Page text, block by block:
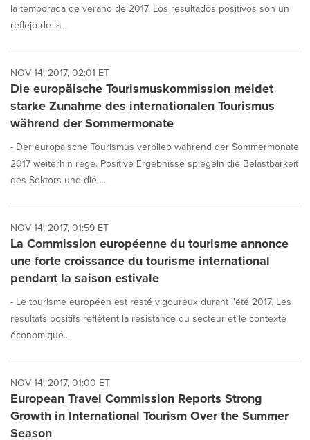
la temporada de verano de 2017. Los resultados positivos son un
reflejo de la...
NOV 14, 2017, 02:01 ET
Die europäische Tourismuskommission meldet
starke Zunahme des internationalen Tourismus
während der Sommermonate
- Der europäische Tourismus verblieb während der Sommermonate
2017 weiterhin rege. Positive Ergebnisse spiegeln die Belastbarkeit
des Sektors und die ...
NOV 14, 2017, 01:59 ET
La Commission européenne du tourisme annonce
une forte croissance du tourisme international
pendant la saison estivale
- Le tourisme européen est resté vigoureux durant l'été 2017. Les
résultats positifs reflètent la résistance du secteur et le contexte
économique...
NOV 14, 2017, 01:00 ET
European Travel Commission Reports Strong
Growth in International Tourism Over the Summer
Season